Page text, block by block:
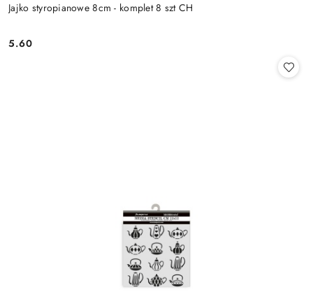
Jajko styropianowe 8cm - komplet 8 szt CH
Cena:
5.60